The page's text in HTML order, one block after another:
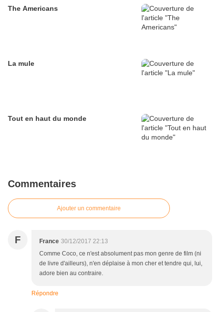
The Americans
La mule
Tout en haut du monde
Commentaires
Ajouter un commentaire
F France 30/12/2017 22:13
Comme Coco, ce n'est absolument pas mon genre de film (ni
de livre d'ailleurs), n'en déplaise à mon cher et tendre qui, lui,
adore bien au contraire.
Répondre